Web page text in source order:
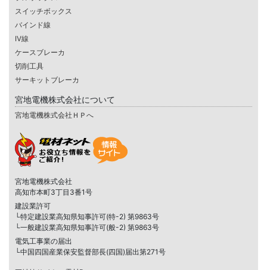
スイッチボックス
バインド線
IV線
ケースブレーカ
切削工具
サーキットブレーカ
宮地電機株式会社について
宮地電機株式会社ＨＰへ
宮地電機株式会社
高知市本町3丁目3番1号
建設業許可
└特定建設業高知県知事許可(特-2) 第9863号
└一般建設業高知県知事許可(般-2) 第9863号
電気工事業の届出
└中国四国産業保安監督部長(四国)届出第271号